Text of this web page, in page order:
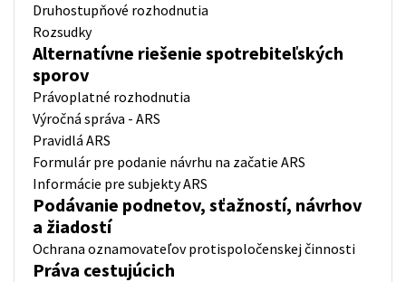
Druhostupňové rozhodnutia
Rozsudky
Alternatívne riešenie spotrebiteľských
sporov
Právoplatné rozhodnutia
Výročná správa - ARS
Pravidlá ARS
Formulár pre podanie návrhu na začatie ARS
Informácie pre subjekty ARS
Podávanie podnetov, sťažností, návrhov
a žiadostí
Ochrana oznamovateľov protispoločenskej činnosti
Práva cestujúcich